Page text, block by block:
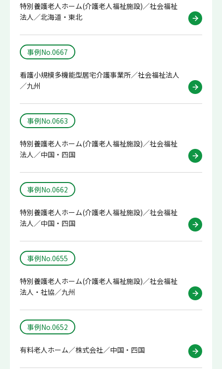
特別養護老人ホーム(介護老人福祉施設)／社会福祉
法人／北海道・東北
事例No.0667
看護小規模多機能型居宅介護事業所／社会福祉法人
／九州
事例No.0663
特別養護老人ホーム(介護老人福祉施設)／社会福祉
法人／中国・四国
事例No.0662
特別養護老人ホーム(介護老人福祉施設)／社会福祉
法人／中国・四国
事例No.0655
特別養護老人ホーム(介護老人福祉施設)／社会福祉
法人・社協／九州
事例No.0652
有料老人ホーム／株式会社／中国・四国